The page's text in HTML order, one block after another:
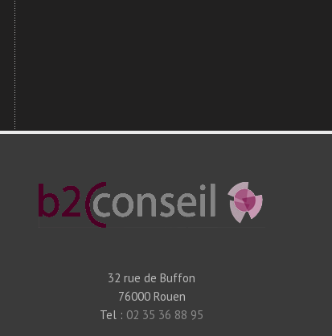
32 rue de Buffon
76000 Rouen
Tel : 02 35 36 88 95